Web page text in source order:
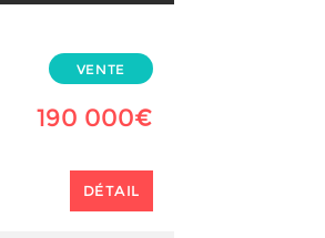
VENTE
190 000€
DÉTAIL